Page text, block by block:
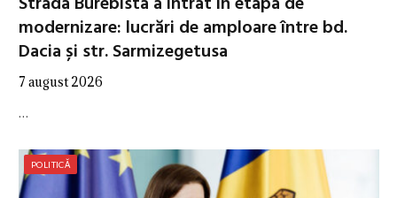
modernizare: lucrări de amploare între bd.
Dacia și str. Sarmizegetusa
7 august 2026
…
POLITICĂ